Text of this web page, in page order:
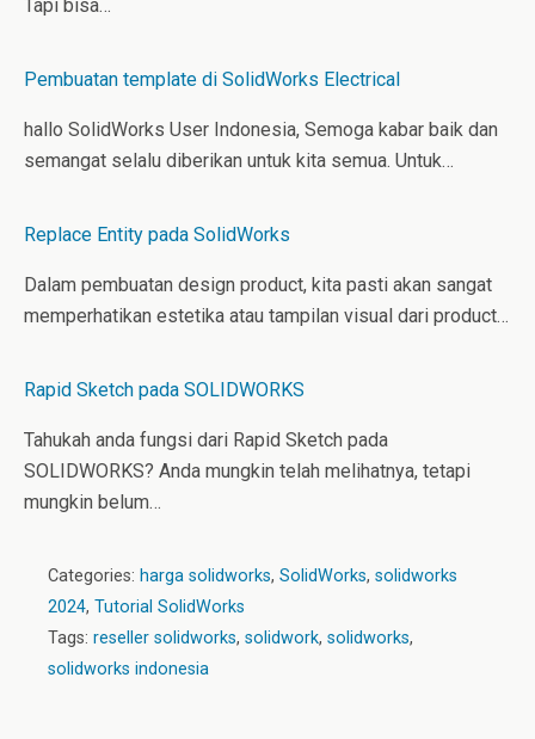
Tapi bisa…
Pembuatan template di SolidWorks Electrical
hallo SolidWorks User Indonesia, Semoga kabar baik dan
semangat selalu diberikan untuk kita semua. Untuk…
Replace Entity pada SolidWorks
Dalam pembuatan design product, kita pasti akan sangat
memperhatikan estetika atau tampilan visual dari product…
Rapid Sketch pada SOLIDWORKS
Tahukah anda fungsi dari Rapid Sketch pada
SOLIDWORKS? Anda mungkin telah melihatnya, tetapi
mungkin belum…
Categories: harga solidworks, SolidWorks, solidworks
2024, Tutorial SolidWorks
Tags: reseller solidworks, solidwork, solidworks,
solidworks indonesia